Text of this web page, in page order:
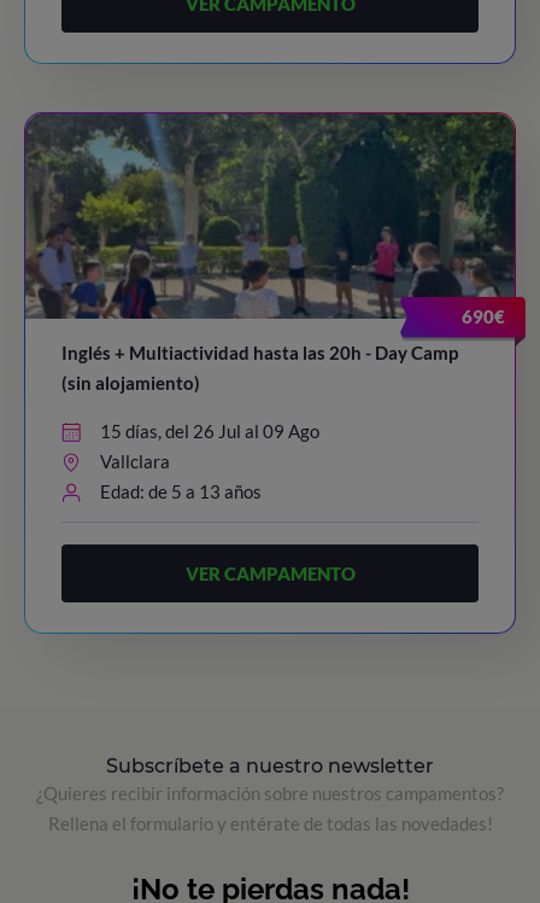
690€
Inglés + Multiactividad hasta las 20h - Day Camp
(sin alojamiento)
15 días, del 26 Jul al 09 Ago
Vallclara
Edad: de 5 a 13 años
VER CAMPAMENTO
Subscríbete a nuestro newsletter
¿Quieres recibir información sobre nuestros campamentos?
Rellena el formulario y entérate de todas las novedades!